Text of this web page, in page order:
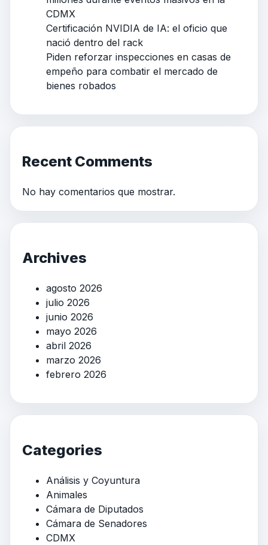
CDMX
Certificación NVIDIA de IA: el oficio que
nació dentro del rack
Piden reforzar inspecciones en casas de
empeño para combatir el mercado de
bienes robados
Recent Comments
No hay comentarios que mostrar.
Archives
agosto 2026
julio 2026
junio 2026
mayo 2026
abril 2026
marzo 2026
febrero 2026
Categories
Análisis y Coyuntura
Animales
Cámara de Diputados
Cámara de Senadores
CDMX